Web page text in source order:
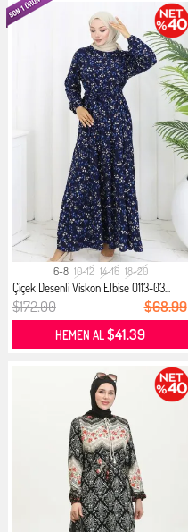
6-8 10-12 14-16 18-20
Çiçek Desenli Viskon Elbise 0113-03...
$172.00 $68.99
HEMEN AL$41.39